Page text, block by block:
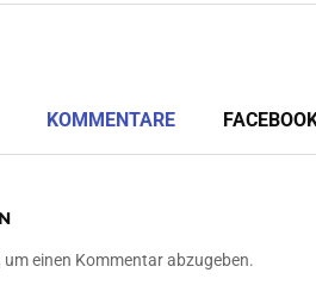
KOMMENTARE
um einen Kommentar abzugeben.